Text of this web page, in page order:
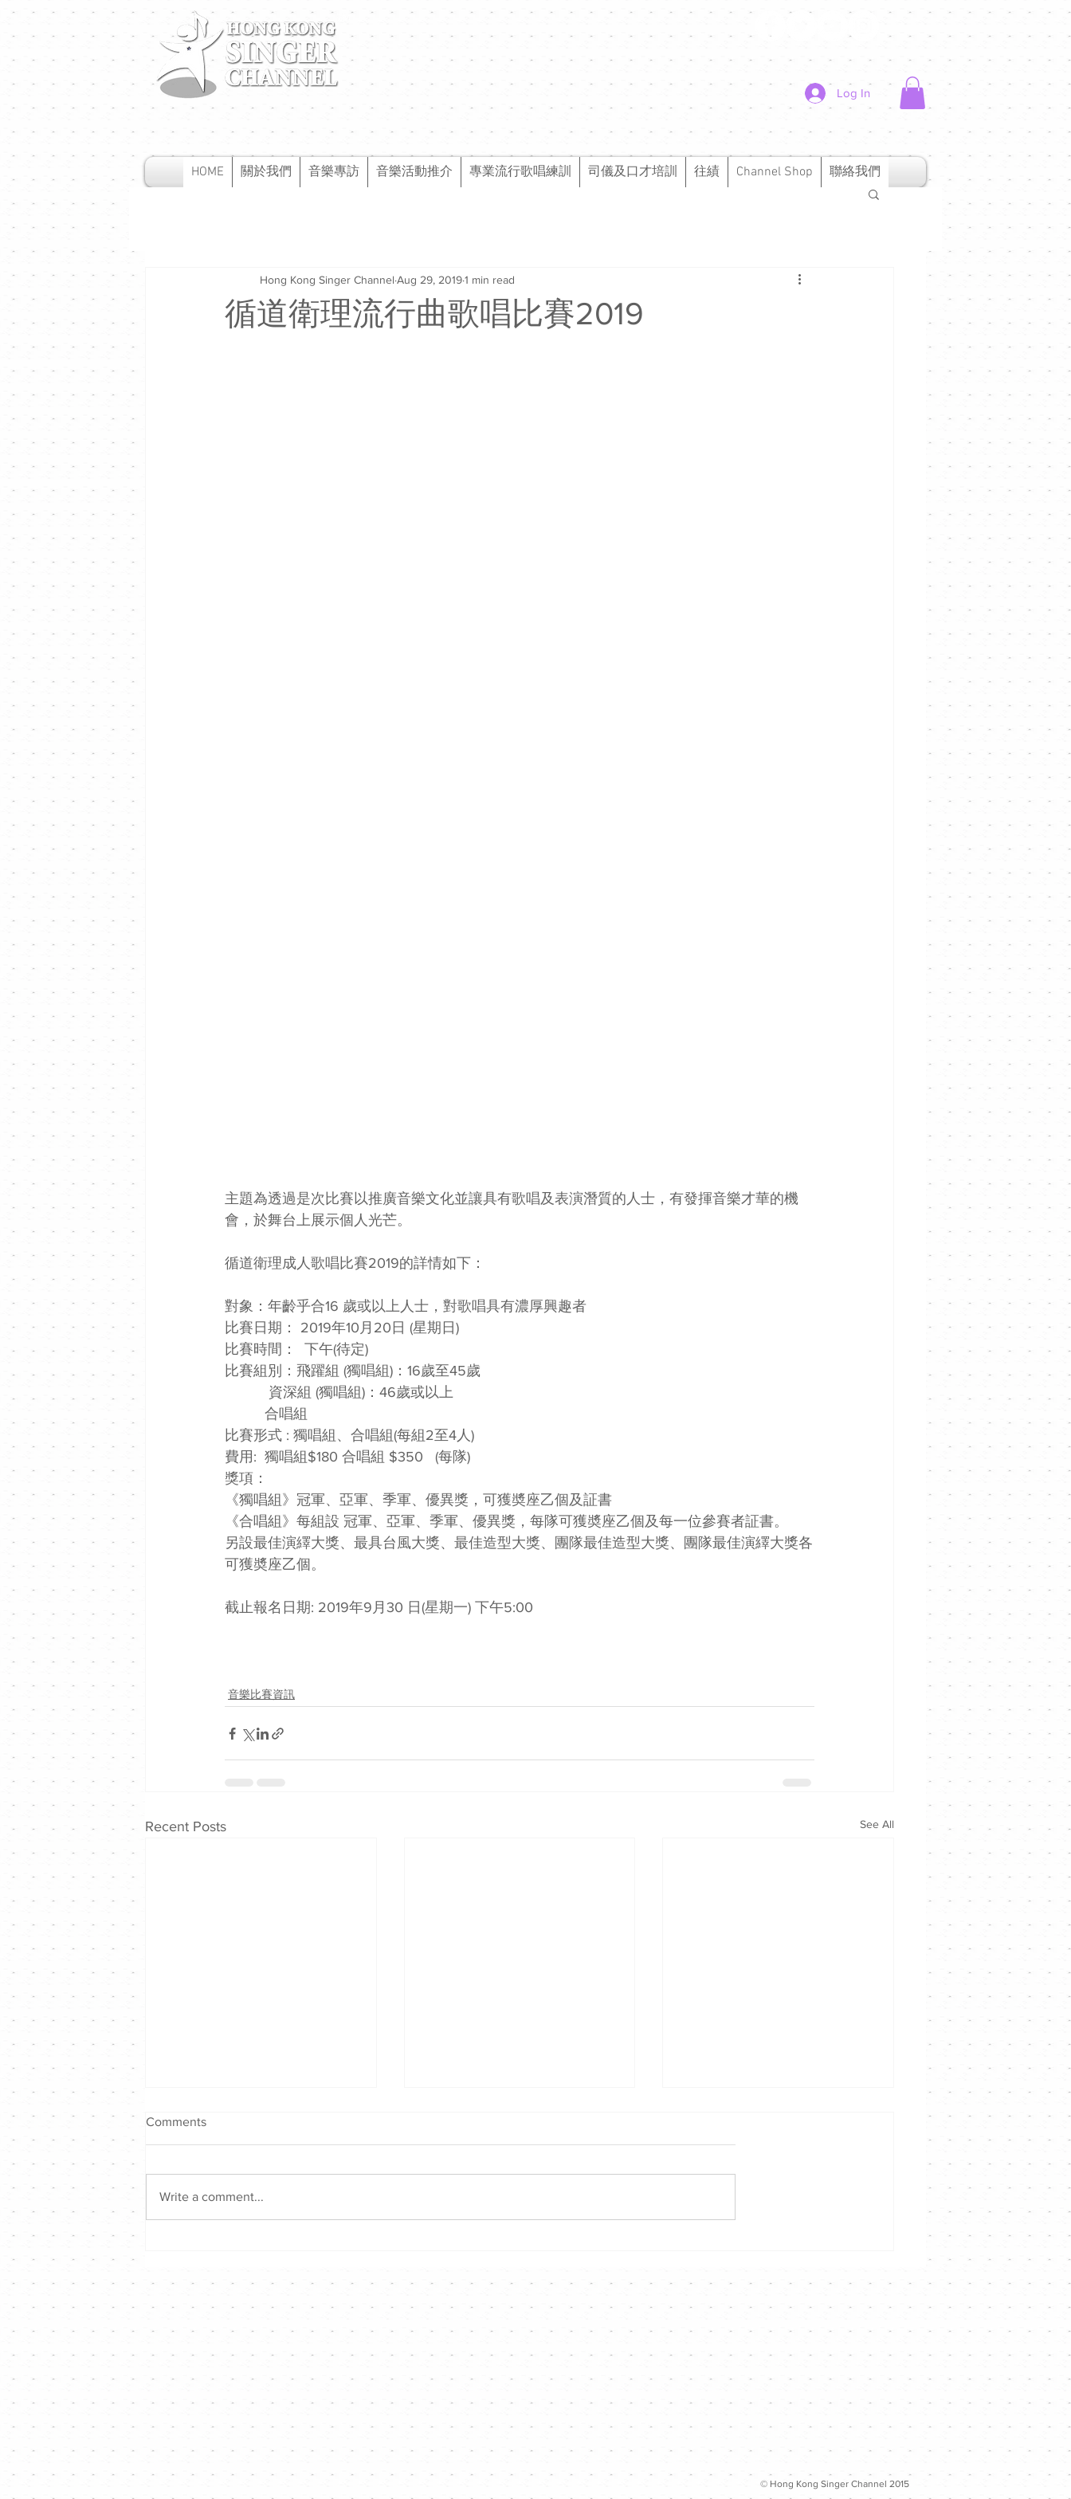
Log In
HOME 關於我們 音樂專訪 音樂活動推介 專業流行歌唱練訓 司儀及口才培訓 往績 Channel Shop 聯絡我們
循道衛理流行曲歌唱比賽2019
Hong Kong Singer Channel Aug 29, 20191 min read
主題為透過是次比賽以推廣音樂文化並讓具有歌唱及表演潛質的人士，有發揮音樂才華的機
會，於舞台上展示個人光芒。
循道衛理成人歌唱比賽2019的詳情如下：
對象：年齡乎合16 歲或以上人士，對歌唱具有濃厚興趣者
比賽日期： 2019年10月20日 (星期日)
比賽時間：  下午(待定)
比賽組別：飛躍組 (獨唱組)：16歲至45歲
           資深組 (獨唱組)：46歲或以上
          合唱組
比賽形式 : 獨唱組、合唱組(每組2至4人)
費用:  獨唱組$180 合唱組 $350   (每隊)
獎項：
《獨唱組》冠軍、亞軍、季軍、優異獎，可獲奬座乙個及証書
《合唱組》每組設 冠軍、亞軍、季軍、優異獎，每隊可獲奬座乙個及每一位參賽者証書。
另設最佳演繹大獎、最具台風大獎、最佳造型大獎、團隊最佳造型大獎、團隊最佳演繹大獎各
可獲奬座乙個。
截止報名日期: 2019年9月30 日(星期一) 下午5:00
音樂比賽資訊
Recent Posts See All
Comments
Write a comment...
© Hong Kong Singer Channel 2015